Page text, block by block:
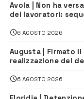
Avola | Non ha
dei lavoratori:
climatizzazione
6 AGOSTO 2026
Augusta | Firmato
realizzazione del
6 AGOSTO 2026